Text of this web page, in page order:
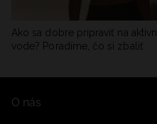
Ako sa dobre pripraviť na
vode? Poradíme, čo si zbaliť
O nás